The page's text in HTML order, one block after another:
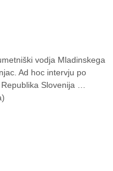
vodja Mladinskega
Ad hoc intervju po
Slovenija …